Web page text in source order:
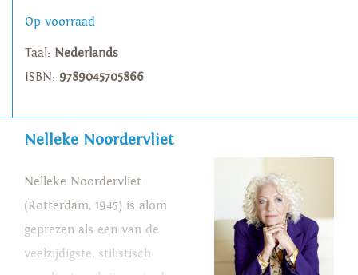
Op voorraad
Taal: Nederlands
ISBN: 9789045705866
Nelleke Noordervliet
Nelleke Noordervliet
(Rotterdam, 1945) is alom
geprezen als een van de
veelzijdigste, stilistisch